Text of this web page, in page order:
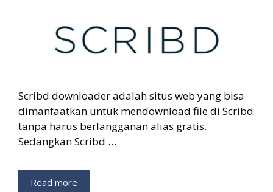
Scribd downloader adalah situs web yang bisa
dimanfaatkan untuk mendownload file di Scribd
tanpa harus berlangganan alias gratis.
Sedangkan Scribd …
Read more